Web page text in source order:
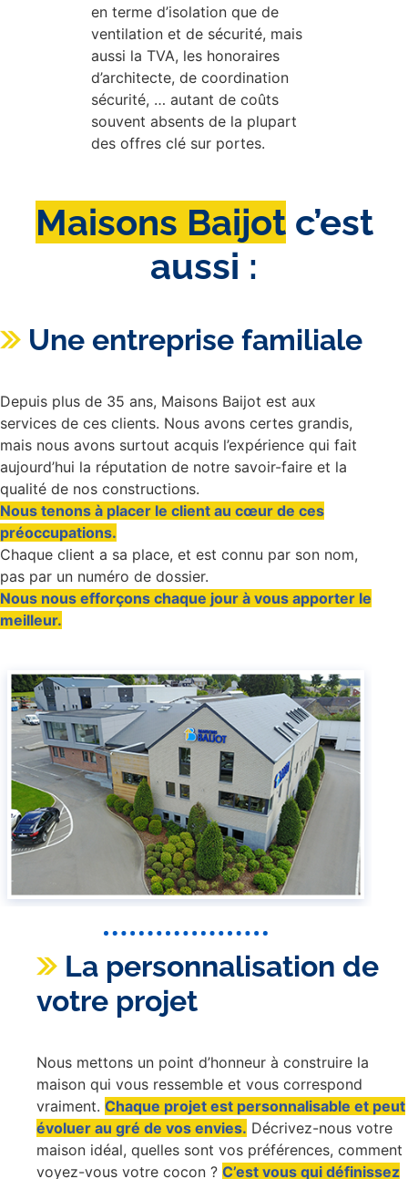
en terme d’isolation que de
ventilation et de sécurité, mais
aussi la TVA, les honoraires
d’architecte, de coordination
sécurité, … autant de coûts
souvent absents de la plupart
des offres clé sur portes.
Maisons Baijotc’est
aussi :
Une entreprise familiale
Depuis plus de 35 ans, Maisons Baijot est aux
services de ces clients. Nous avons certes grandis,
mais nous avons surtout acquis l’expérience qui fait
aujourd’hui la réputation de notre savoir-faire et la
qualité de nos constructions.
Nous tenons à placer le client au cœur de ces
préoccupations.
Chaque client a sa place, et est connu par son nom,
pas par un numéro de dossier.
Nous nous efforçons chaque jour à vous apporter le
meilleur.
La personnalisation de
votre projet
Nous mettons un point d’honneur à construire la
maison qui vous ressemble et vous correspond
vraiment. Chaque projet est personnalisable et peut
évoluer au gré de vos envies. Décrivez-nous votre
maison idéal, quelles sont vos préférences, comment
voyez-vous votre cocon ? C’est vous qui définissez